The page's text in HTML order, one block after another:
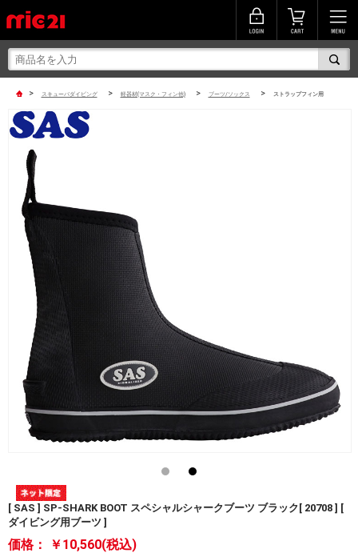
> スキューバダイビング > 軽器材(マスク・フィン他) > ブーツ/ソックス > ストラップフィン用
[ SAS ] SP-SHARK BOOT スペシャルシャークブーツ ブラック[ 20708 ] [
ダイビング用ブーツ ]
価格： ￥10,560(税込)